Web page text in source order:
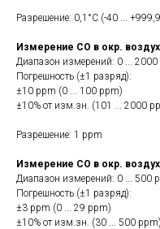
Разрешение: 0,1°C (-40 ...
Измерение CO в окр.
Диапазон измерений: 0 ... 2000
Погрешность (±1 разряд):
±10 ppm (0 ... 100 ppm)
±10% от изм.зн. (101 ... 2000
Разрешение: 1 ppm
Измерение CO в окр.
Диапазон измерений: 0 ... 500
Погрешность (±1 разряд):
±3 ppm (0 ... 29 ppm)
±10% от изм.зн. (30 ... 500 ppm)